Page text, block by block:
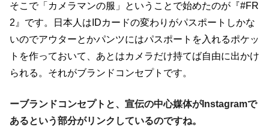
そこで「カメラマンの服」ということで始めたのが『#FR
2』です。日本人はIDカードの変わりがパスポートしかな
いのでアウターとかパンツにはパスポートを入れるポケッ
トを作っておいて、あとはカメラだけ持てば自由に出かけ
られる。それがブランドコンセプトです。
ーブランドコンセプトと、宣伝の中心媒体がInstagramで
あるという部分がリンクしているのですね。